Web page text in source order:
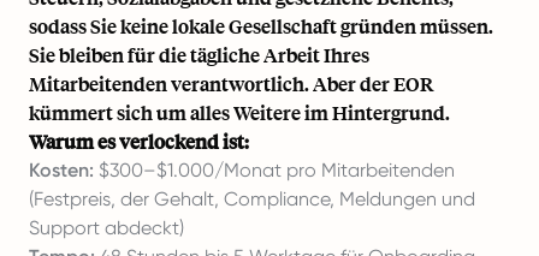
sodass Sie keine lokale Gesellschaft gründen müssen.
Sie bleiben für die tägliche Arbeit Ihres
Mitarbeitenden verantwortlich. Aber der EOR
kümmert sich um alles Weitere im Hintergrund.
Warum es verlockend ist:
Kosten: $300–$1.000/Monat pro Mitarbeitenden
(Festpreis, der Gehalt, Compliance, Meldungen und
Support abdeckt)